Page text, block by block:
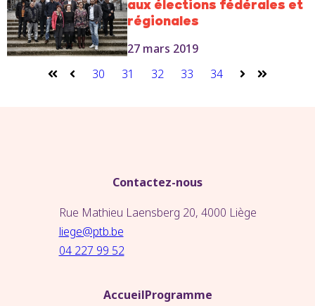
aux élections fédérales et
régionales
27 mars 2019
PremierPrécédent
30 31 32 33 34 SuivantDernier
Contactez-nous
Rue Mathieu Laensberg 20, 4000 Liège
liege@ptb.be
04 227 99 52
AccueilProgramme